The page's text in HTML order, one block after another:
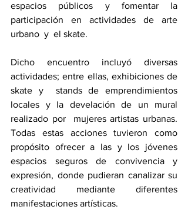
espacios públicos y fomentar la
participación en actividades de arte
urbano  y  el skate.
Dicho encuentro incluyó diversas
actividades; entre ellas, exhibiciones de
skate y  stands de emprendimientos
locales y la develación de un mural
realizado por  mujeres artistas urbanas.
Todas estas acciones tuvieron como
propósito ofrecer a las y los jóvenes
espacios seguros de convivencia y
expresión, donde pudieran canalizar su
creatividad mediante diferentes
manifestaciones artísticas.